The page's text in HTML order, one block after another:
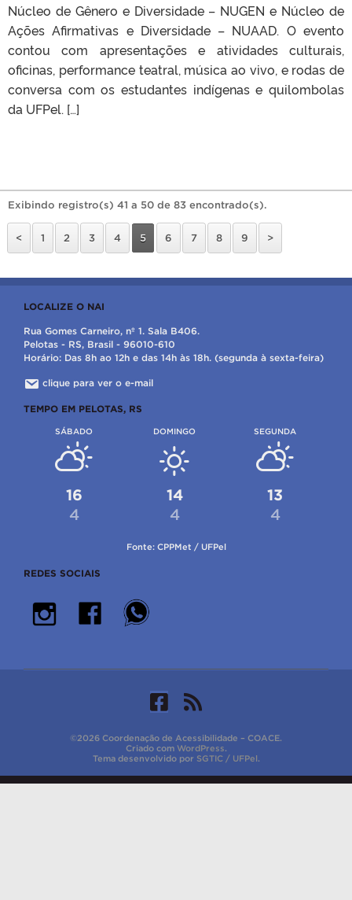
Núcleo de Gênero e Diversidade – NUGEN e Núcleo de
Ações Afirmativas e Diversidade – NUAAD. O evento
contou com apresentações e atividades culturais,
oficinas, performance teatral, música ao vivo, e rodas de
conversa com os estudantes indígenas e quilombolas
da UFPel. […]
Exibindo registro(s) 41 a 50 de 83 encontrado(s).
< 1 2 3 4 5 6 7 8 9 >
LOCALIZE O NAI
Rua Gomes Carneiro, nº 1. Sala B406.
Pelotas - RS, Brasil - 96010-610
Horário: Das 8h ao 12h e das 14h às 18h. (segunda à sexta-feira)
clique para ver o e-mail
TEMPO EM PELOTAS, RS
SÁBADO
16
4
DOMINGO
14
4
SEGUNDA
13
4
Fonte: CPPMet / UFPel
REDES SOCIAIS
©2026 Coordenação de Acessibilidade – COACE.
Criado com WordPress.
Tema desenvolvido por SGTIC / UFPel .